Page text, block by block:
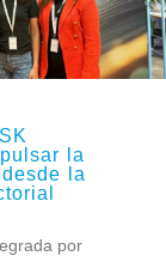
la
la
por